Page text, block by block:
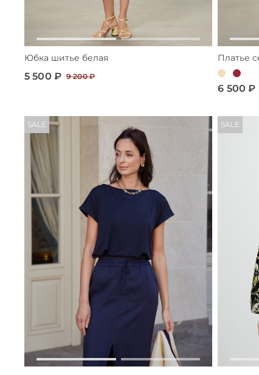
Юбка шитье белая
5 500 ₽ 9 200 ₽
Платье
6 500 ₽
SALE SALE